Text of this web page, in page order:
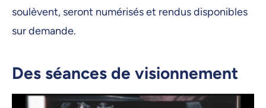
soulèvent, seront numérisés et rendus disponibles
sur demande.
Des séances de visionnement